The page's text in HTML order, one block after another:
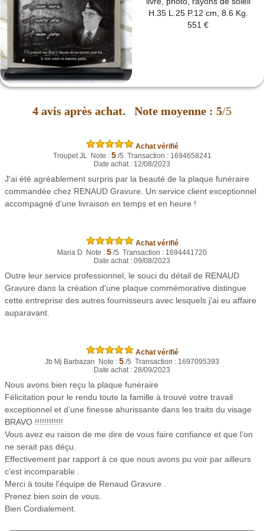
H.35 L.25 P.12 cm, 8.6 Kg.
551 €
4 avis après achat. Note moyenne : 5/5
Achat vérifié
Troupet JL Note : 5/5 Transaction : 1694658241
Date achat : 12/08/2023
J'ai été agréablement surpris par la beauté de la plaque funéraire
commandée chez RENAUD Gravure. Un service client exceptionnel
accompagné d'une livraison en temps et en heure !
Achat vérifié
Maria D Note : 5 /5 Transaction : 1694441720
Date achat : 09/08/2023
Outre leur service professionnel, le souci du détail de RENAUD
Gravure dans la création d'une plaque commémorative distingue
cette entreprise des autres fournisseurs avec lesquels j'ai eu affaire
auparavant.
Achat vérifié
Jb Mj Barbazan Note : 5 /5 Transaction : 1697095393
Date achat : 28/09/2023
Nous avons bien reçu la plaque funéraire
Félicitation pour le rendu toute la famille à trouvé votre travail
exceptionnel et d’une finesse ahurissante dans les traits du visage
BRAVO !!!!!!!!!!!!
Vous avez eu raison de me dire de vous faire confiance et que l’on
ne serait pas déçu.
Effectivement par rapport à ce que nous avons pu voir par ailleurs
c’est incomparable .
Merci à toute l’équipe de Renaud Gravure .
Prenez bien soin de vous.
Bien Cordialement.